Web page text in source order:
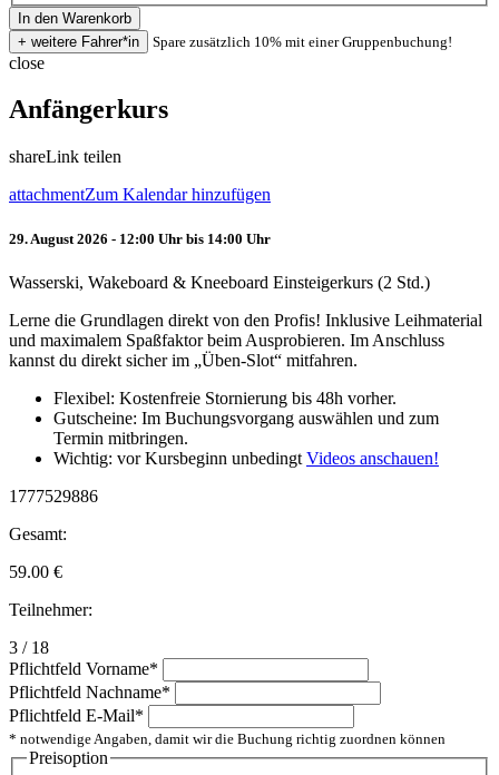
Spare zusätzlich 10% mit einer Gruppenbuchung!
close
Anfängerkurs
shareLink teilen
attachmentZum Kalendar hinzufügen
29. August 2026 - 12:00 Uhr bis 14:00 Uhr
Wasserski, Wakeboard & Kneeboard Einsteigerkurs (2 Std.)
Lerne die Grundlagen direkt von den Profis! Inklusive Leihmaterial
und maximalem Spaßfaktor beim Ausprobieren. Im Anschluss
kannst du direkt sicher im „Üben-Slot“ mitfahren.
Flexibel: Kostenfreie Stornierung bis 48h vorher.
Gutscheine: Im Buchungsvorgang auswählen und zum
Termin mitbringen.
Wichtig: vor Kursbeginn unbedingt Videos anschauen!
1777529886
Gesamt:
59.00 €
Teilnehmer:
3 / 18
Pflichtfeld Vorname*
Pflichtfeld Nachname*
Pflichtfeld E-Mail*
* notwendige Angaben, damit wir die Buchung richtig zuordnen können
Preisoption